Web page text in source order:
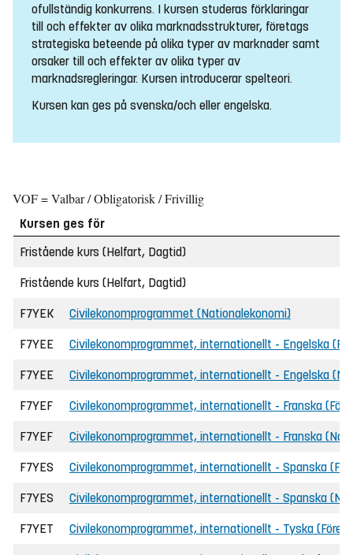
ofullständig konkurrens. I kursen studeras förklaringar
till och effekter av olika marknadsstrukturer, företags
strategiska beteende på olika typer av marknader samt
orsaker till och effekter av olika typer av
marknadsregleringar. Kursen introducerar spelteori.
Kursen kan ges på svenska/och eller engelska.
VOF = Valbar / Obligatorisk / Frivillig
Kursen ges för
Fristående kurs (Helfart, Dagtid)
Fristående kurs (Helfart, Dagtid)
F7YEK Civilekonomprogrammet (Nationalekonomi)
F7YEE Civilekonomprogrammet, internationellt - Engelska
F7YEE Civilekonomprogrammet, internationellt - Engelska
F7YEF Civilekonomprogrammet, internationellt - Franska
F7YEF Civilekonomprogrammet, internationellt - Franska
F7YES Civilekonomprogrammet, internationellt - Spanska
F7YES Civilekonomprogrammet, internationellt - Spanska
F7YET Civilekonomprogrammet, internationellt - Tyska